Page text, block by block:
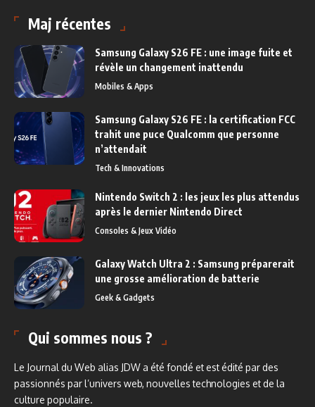
Maj récentes
Samsung Galaxy S26 FE : une image fuite et
révèle un changement inattendu
Mobiles & Apps
Samsung Galaxy S26 FE : la certification FCC
trahit une puce Qualcomm que personne
n’attendait
Tech & Innovations
Nintendo Switch 2 : les jeux les plus attendus
après le dernier Nintendo Direct
Consoles & Jeux Vidéo
Galaxy Watch Ultra 2 : Samsung préparerait
une grosse amélioration de batterie
Geek & Gadgets
Qui sommes nous ?
Le Journal du Web alias JDW a été fondé et est édité par des
passionnés par l’univers web, nouvelles technologies et de la
culture populaire.